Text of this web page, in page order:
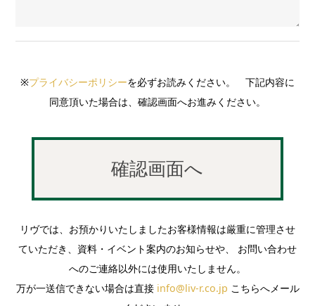
※プライバシーポリシーを必ずお読みください。 下記内容に
同意頂いた場合は、確認画面へお進みください。
リヴでは、お預かりいたしましたお客様情報は厳重に管理させ
ていただき、資料・イベント案内のお知らせや、 お問い合わせ
へのご連絡以外には使用いたしません。
万が一送信できない場合は直接 info@liv-r.co.jp こちらへメール